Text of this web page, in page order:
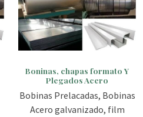
Boninas, chapas formato Y
Plegados Acero
Bobinas Prelacadas, Bobinas
Acero galvanizado, film